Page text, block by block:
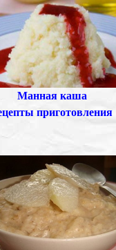
Манная каша
приготовления